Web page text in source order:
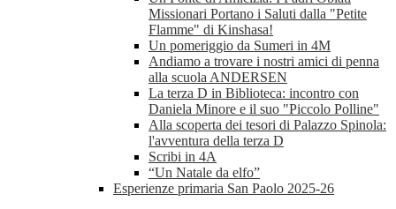
Missionari Portano i Saluti dalla "Petite
Flamme" di Kinshasa!
Un pomeriggio da Sumeri in 4M
Andiamo a trovare i nostri amici di penna
alla scuola ANDERSEN
La terza D in Biblioteca: incontro con
Daniela Minore e il suo "Piccolo Polline"
Alla scoperta dei tesori di Palazzo Spinola:
l'avventura della terza D
Scribi in 4A
“Un Natale da elfo”
Esperienze primaria San Paolo 2025-26